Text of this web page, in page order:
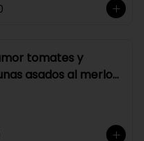
tomates y
asados al merlot